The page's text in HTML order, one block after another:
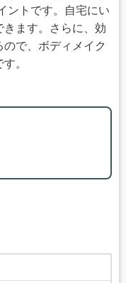
ントです。自宅にい
ます。さらに、効
で、ボディメイク
。